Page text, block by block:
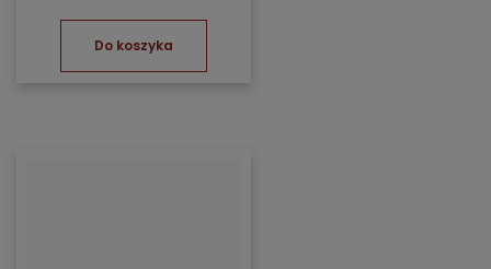
Do koszyka